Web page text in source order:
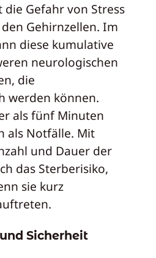
die Gefahr von Stress
Gehirnzellen. Im
diese kumulative
neurologischen
die
werden können.
als fünf Minuten
als Notfälle. Mit
und Dauer der
das Sterberisiko,
sie kurz
Sicherheit